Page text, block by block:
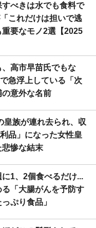
べきは水でも食料で
これだけは担いで逃
要なモノ2選【2025
高市早苗氏でもな
急浮上している「次
意外な名前
皇族が連れ去られ、収
品」になった女性皇
惨な結末
1、2個食べるだけ...
「大腸がんを予防す
ぷり食品」